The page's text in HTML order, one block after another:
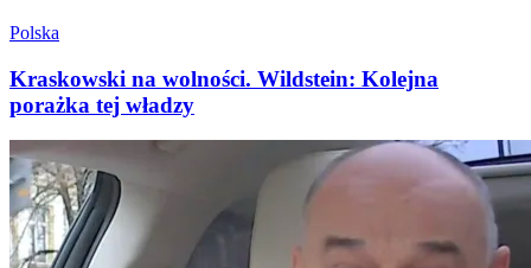
Polska
Kraskowski na wolności. Wildstein: Kolejna
porażka tej władzy